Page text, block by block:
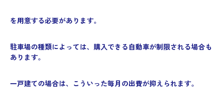
を用意する必要があります。
駐車場の種類によっては、購入できる自動車が制限される場合も
あります。
一戸建ての場合は、こういった毎月の出費が抑えられます。